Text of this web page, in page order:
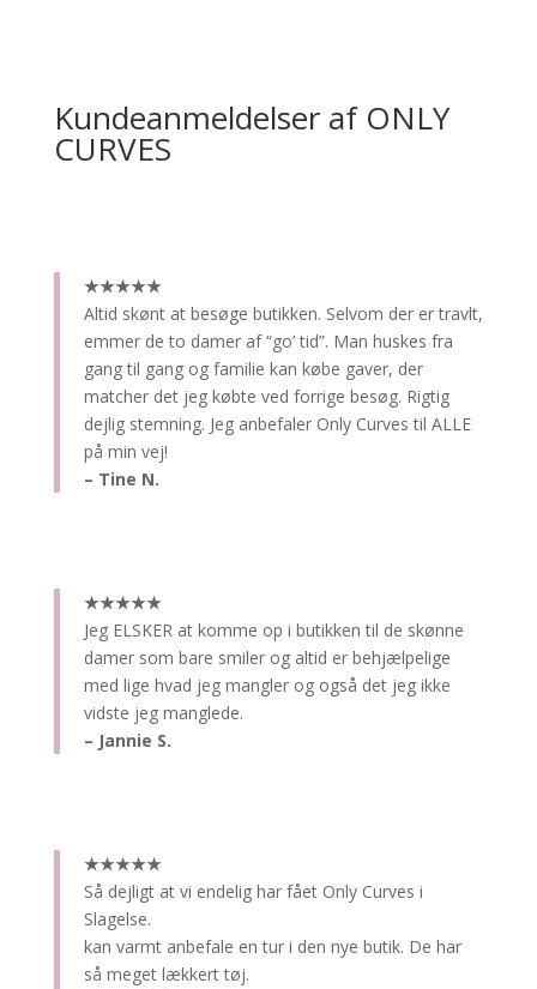
Kundeanmeldelser af ONLY
CURVES
★★★★★
Altid skønt at besøge butikken. Selvom der er travlt,
emmer de to damer af “go’ tid”. Man huskes fra
gang til gang og familie kan købe gaver, der
matcher det jeg købte ved forrige besøg. Rigtig
dejlig stemning. Jeg anbefaler Only Curves til ALLE
på min vej!
– Tine N.
★★★★★
Jeg ELSKER at komme op i butikken til de skønne
damer som bare smiler og altid er behjælpelige
med lige hvad jeg mangler og også det jeg ikke
vidste jeg manglede.
– Jannie S.
★★★★★
Så dejligt at vi endelig har fået Only Curves i
Slagelse.
kan varmt anbefale en tur i den nye butik. De har
så meget lækkert tøj.